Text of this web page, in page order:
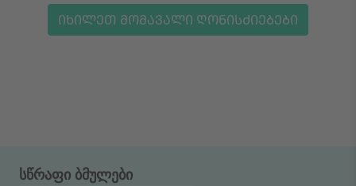
ᲘᲮᲘᲚᲔᲗ ᲛᲝᲛᲐᲕᲐᲚᲘ ᲦᲝᲜᲘᲡᲫᲘᲔᲑᲔᲑᲘ
სწრაფი ბმულები